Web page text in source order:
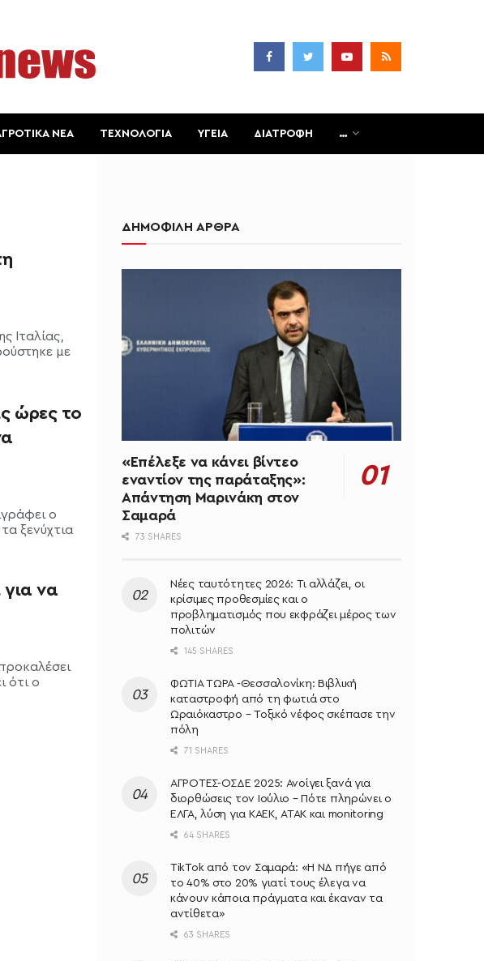
ΝΕΑ ΤΕΧΝΟΛΟΓΙΑ ΥΓΕΙΑ ΔΙΑΤΡΟΦΗ …
Ιταλίας,
με
ώρες το
ο
ξενύχτια
για να
ότι ο
ΔΗΜΟΦΙΛΗ ΑΡΘΡΑ
«Επέλεξε να κάνει βίντεο
εναντίον της παράταξης»:
Απάντηση Μαρινάκη στον
Σαμαρά
73 SHARES
Νέες ταυτότητες 2026: Τι αλλάζει, οι
κρίσιμες προθεσμίες και ο
προβληματισμός που εκφράζει μέρος των
πολιτών
145 SHARES
ΦΩΤΙΑ ΤΩΡΑ -Θεσσαλονίκη: Βιβλική
καταστροφή από τη φωτιά στο
Ωραιόκαστρο – Τοξικό νέφος σκέπασε την
πόλη
71 SHARES
ΑΓΡΟΤΕΣ-ΟΣΔΕ 2025: Ανοίγει ξανά για
διορθώσεις τον Ιούλιο – Πότε πληρώνει ο
ΕΛΓΑ, λύση για ΚΑΕΚ, ΑΤΑΚ και monitoring
64 SHARES
TikTok από τον Σαμαρά: «Η ΝΔ πήγε από
το 40% στο 20% γιατί τους έλεγα να
κάνουν κάποια πράγματα και έκαναν τα
αντίθετα»
63 SHARES